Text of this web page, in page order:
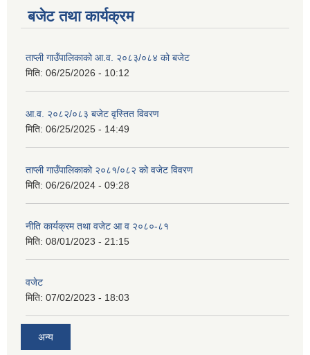
बजेट तथा कार्यक्रम
ताप्ली गाउँपालिकाको आ.व. २०८३/०८४ को बजेट
मिति: 06/25/2026 - 10:12
आ.व. २०८२/०८३ बजेट वृस्तित विवरण
मिति: 06/25/2025 - 14:49
ताप्ली गाउँपालिकाको २०८१/०८२ को वजेट विवरण
मिति: 06/26/2024 - 09:28
नीति कार्यक्रम तथा वजेट आ व २०८०-८१
मिति: 08/01/2023 - 21:15
वजेट
मिति: 07/02/2023 - 18:03
अन्य